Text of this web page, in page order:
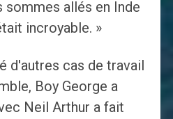
sommes allés en Inde
incroyable. »
d'autres cas de travail
Boy George a
Neil Arthur a fait